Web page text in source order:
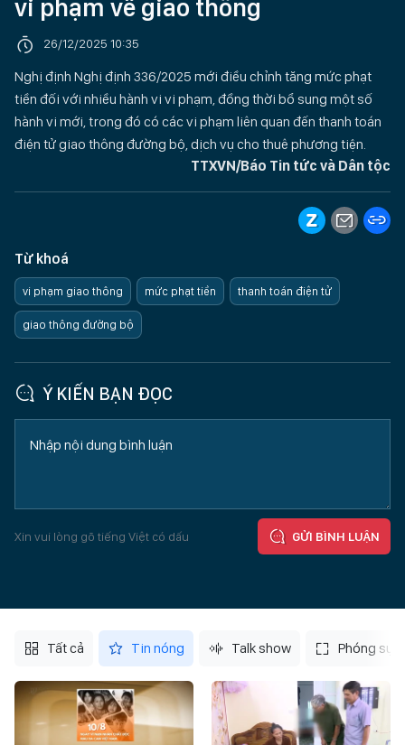
vi phạm về giao thông
26/12/2025 10:35
Nghị định Nghị định 336/2025 mới điều chỉnh tăng mức phạt
tiền đối với nhiều hành vi vi phạm, đồng thời bổ sung một số
hành vi mới, trong đó có các vi phạm liên quan đến thanh toán
điện tử giao thông đường bộ, dịch vụ cho thuê phương tiện.
TTXVN/Báo Tin tức và Dân tộc
Từ khoá
vi phạm giao thông mức phạt tiền thanh toán điện tử
giao thông đường bộ
Ý KIẾN BẠN ĐỌC
Xin vui lòng gõ tiếng Việt có dấu GỬI BÌNH LUẬN
Tất cả Tin nóng Talk show Phóng sự